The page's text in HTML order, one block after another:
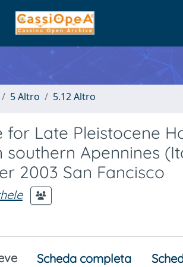
5 Altro 5.12 Altro
for Late Pleistocene
southern Apennines
2003 San Fancisco
Scheda completa